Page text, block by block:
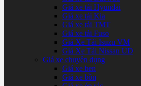
Giá xe tải Hyundai
Giá xe tải Kia
Giá xe tải TMT
Giá xe tải Fuso
Giá Xe Tải Isuzu VM
Giá Xe Tải Nissan UD
Giá xe chuyên dụng
Giá xe ben
Giá xe bồn